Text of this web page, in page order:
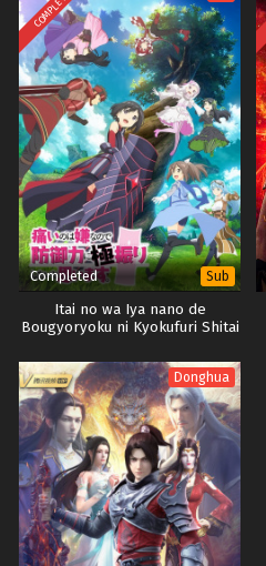
Completed Sub
Itai no wa Iya nano de
Bougyoryoku ni Kyokufuri Shitai
Donghua